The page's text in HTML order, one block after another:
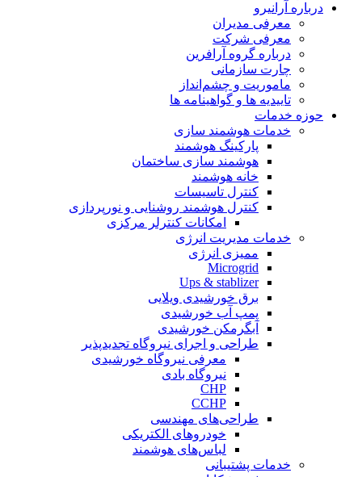
درباره آرانیرو
معرفی مدیران
معرفی شرکت
درباره گروه آرافرین
چارت سازمانی
ماموریت و چشم‌انداز
تاییدیه ها و گواهینامه ها
حوزه خدمات
خدمات هوشمند سازی
پارکینگ هوشمند
هوشمند سازی ساختمان
خانه هوشمند
کنترل تاسیسات
کنترل هوشمند روشنایی و نورپردازی
امکانات کنترلر مرکزی
خدمات مدیریت انرژی
ممیزی انرژی
Microgrid
Ups & stablizer
برق خورشیدی ویلایی
پمپ آب خورشیدی
آبگرمکن خورشیدی
طراحی و اجرای نیروگاه تجدیدپذیر
معرفی نیروگاه خورشیدی
نیروگاه بادی
CHP
CCHP
طراحی‌های مهندسی
خودروهای الکتریکی
لباس‌های هوشمند
خدمات پشتیبانی